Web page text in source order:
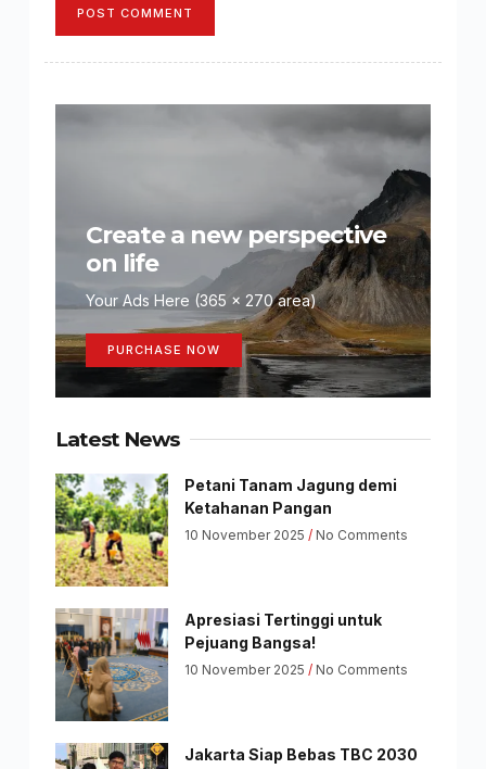
POST COMMENT
Create a new perspective
on life
Your Ads Here (365 x 270 area)
PURCHASE NOW
Latest News
Petani Tanam Jagung demi
Ketahanan Pangan
10 November 2025 No Comments
Apresiasi Tertinggi untuk
Pejuang Bangsa!
10 November 2025 No Comments
Jakarta Siap Bebas TBC 2030